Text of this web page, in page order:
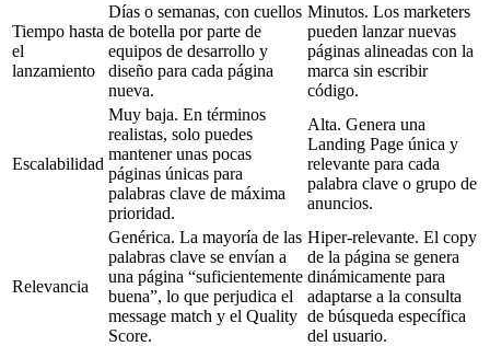
Tiempo hasta
el
lanzamiento
Días o semanas, con cuellos
de botella por parte de
equipos de desarrollo y
diseño para cada página
nueva.
Minutos. Los marketers
pueden lanzar nuevas
páginas alineadas con la
marca sin escribir
código.
Escalabilidad
Muy baja. En términos
realistas, solo puedes
mantener unas pocas
páginas únicas para
palabras clave de máxima
prioridad.
Alta. Genera una
Landing Page única y
relevante para cada
palabra clave o grupo de
anuncios.
Relevancia
Genérica. La mayoría de las
palabras clave se envían a
una página “suficientemente
buena”, lo que perjudica el
message match y el Quality
Score.
Hiper-relevante. El copy
de la página se genera
dinámicamente para
adaptarse a la consulta
de búsqueda específica
del usuario.